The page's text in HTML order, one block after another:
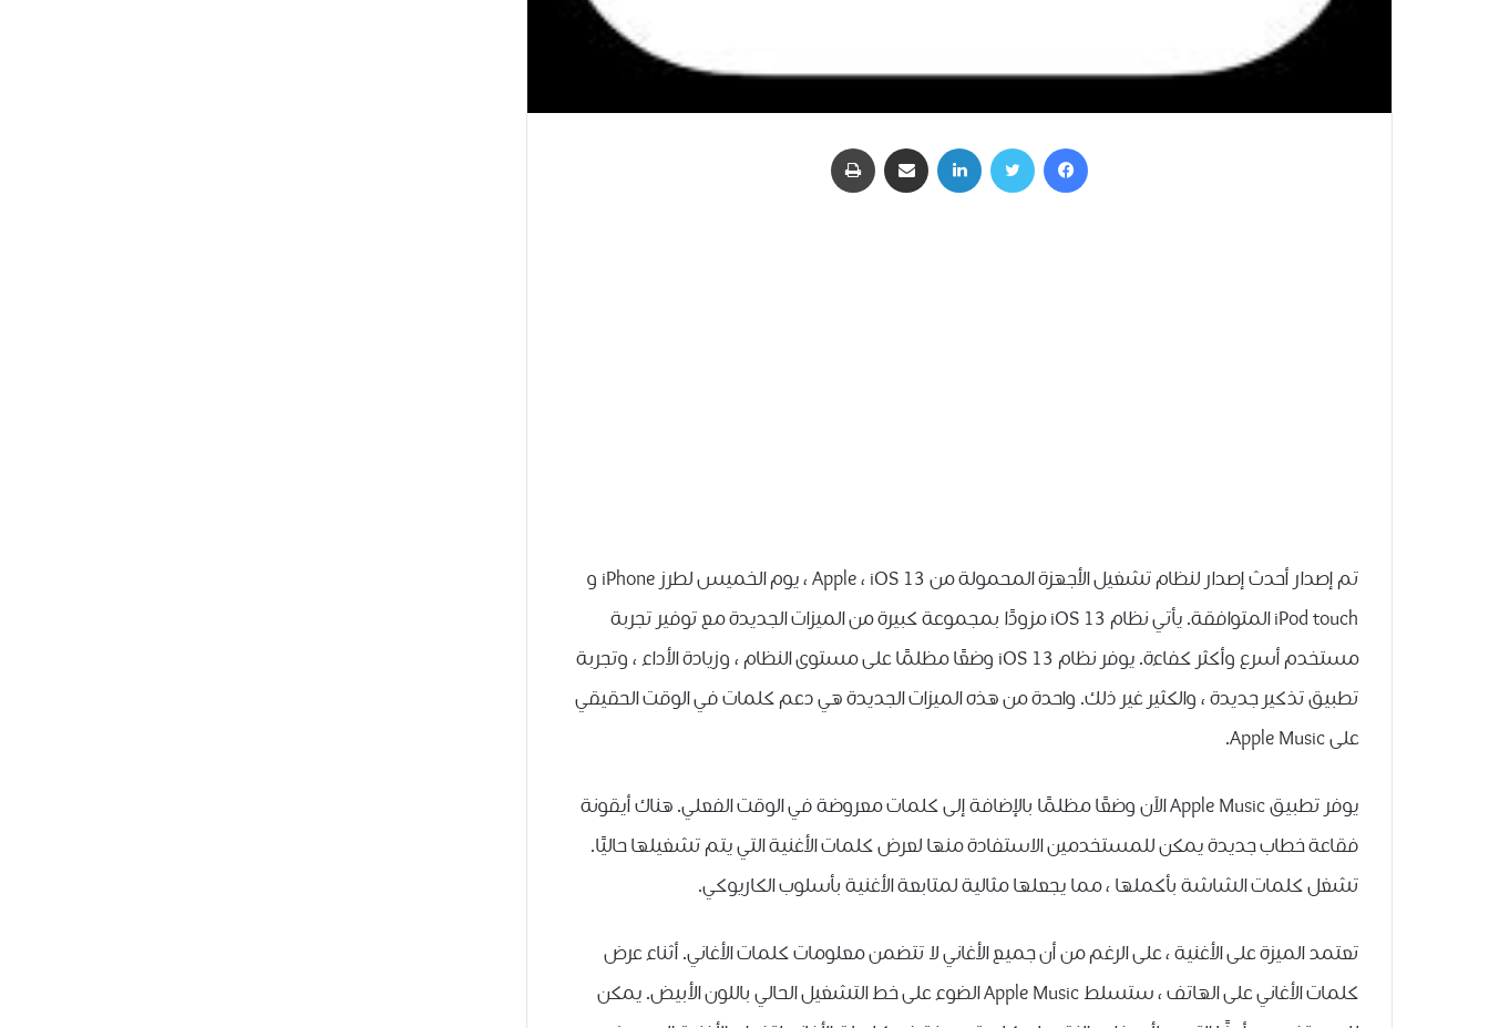
فيسبوك تويتر لينكدإن مشاركة عبر البريد
تم إصدار أحدث إصدار لنظام تشغيل الأجهزة المحمولة من Apple ، iOS 13 ، يوم الخميس لطرز iPhone و
iPod touch المتوافقة. يأتي نظام iOS 13 مزودًا بمجموعة كبيرة من الميزات الجديدة مع توفير تجربة
مستخدم أسرع وأكثر كفاءة. يوفر نظام iOS 13 وضعًا مظلمًا على مستوى النظام ، وزيادة الأداء ، وتجربة
تطبيق تذكير جديدة ، والكثير غير ذلك. واحدة من هذه الميزات الجديدة هي دعم كلمات في الوقت الحقيقي
على Apple Music.
يوفر تطبيق Apple Music الآن وضعًا مظلمًا بالإضافة إلى كلمات معروضة في الوقت الفعلي. هناك أيقونة
فقاعة خطاب جديدة يمكن للمستخدمين الاستفادة منها لعرض كلمات الأغنية التي يتم تشغيلها حاليًا.
تشغل كلمات الشاشة بأكملها ، مما يجعلها مثالية لمتابعة الأغنية بأسلوب الكاريوكي.
تعتمد الميزة على الأغنية ، على الرغم من أن جميع الأغاني لا تتضمن معلومات كلمات الأغاني. أثناء عرض
كلمات الأغاني على الهاتف ، ستسلط Apple Music الضوء على خط التشغيل الحالي باللون الأبيض. يمكن